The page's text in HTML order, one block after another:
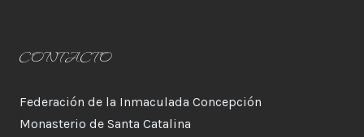
CONTACTO
Federación de la Inmaculada Concepción
Monasterio de Santa Catalina